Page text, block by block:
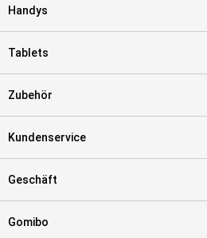
Handys
Tablets
Zubehör
Kundenservice
Geschäft
Gomibo